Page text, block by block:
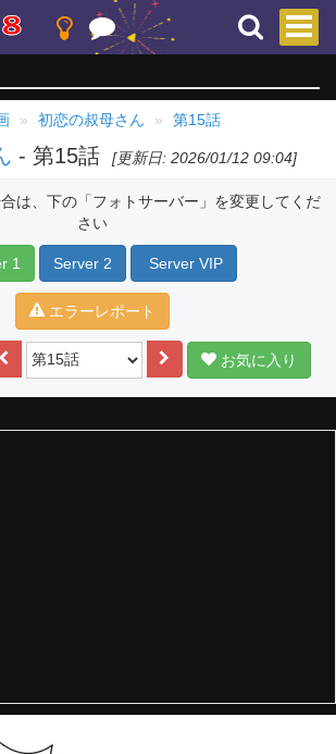
初恋の叔母さん 第15話
- 第15話 [更新日: 2026/01/12 09:04]
は、下の「フォトサーバー」を変更してくだ
さい
1 Server 2 Server VIP
エラーレポート
お気に入り